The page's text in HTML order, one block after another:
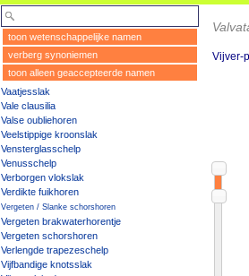
toon wetenschappelijke namen
verberg synoniemen
toon alleen geaccepteerde namen
Vaatjesslak
Vale clausilia
Valse oubliehoren
Veelstippige kroonslak
Vensterglasschelp
Venusschelp
Verborgen vlokslak
Verdikte fuikhoren
Vergeten / Slanke schorshoren
Vergeten brakwaterhorentje
Vergeten schorshoren
Verlengde trapezeschelp
Vijfbandige knotsslak
Vijver-